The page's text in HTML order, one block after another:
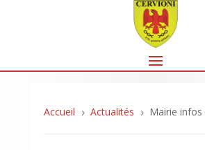
Accueil 5 Actualités 5 Mairie infos